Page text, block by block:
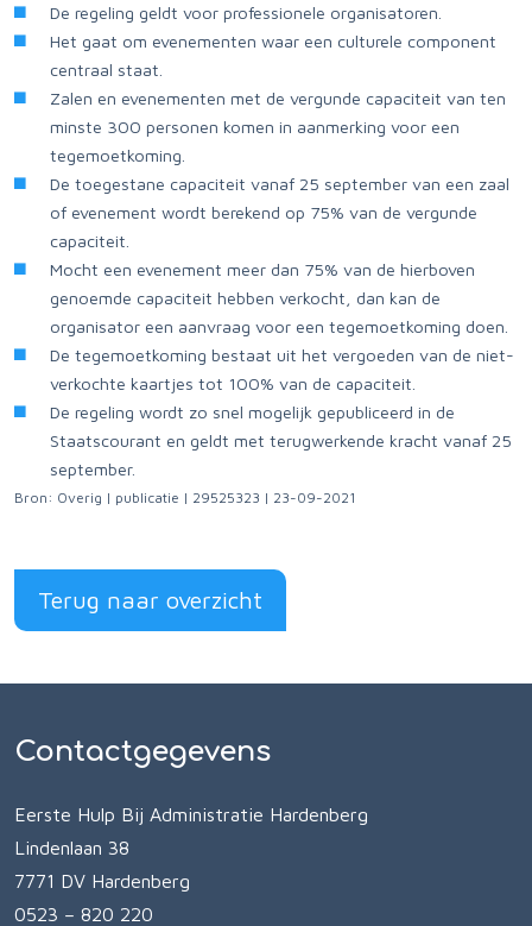
De regeling geldt voor professionele organisatoren.
Het gaat om evenementen waar een culturele component
centraal staat.
Zalen en evenementen met de vergunde capaciteit van ten
minste 300 personen komen in aanmerking voor een
tegemoetkoming.
De toegestane capaciteit vanaf 25 september van een zaal
of evenement wordt berekend op 75% van de vergunde
capaciteit.
Mocht een evenement meer dan 75% van de hierboven
genoemde capaciteit hebben verkocht, dan kan de
organisator een aanvraag voor een tegemoetkoming doen.
De tegemoetkoming bestaat uit het vergoeden van de niet-
verkochte kaartjes tot 100% van de capaciteit.
De regeling wordt zo snel mogelijk gepubliceerd in de
Staatscourant en geldt met terugwerkende kracht vanaf 25
september.
Bron: Overig | publicatie | 29525323 | 23-09-2021
Terug naar overzicht
Contactgegevens
Eerste Hulp Bij Administratie Hardenberg
Lindenlaan 38
7771 DV Hardenberg
0523 – 820 220